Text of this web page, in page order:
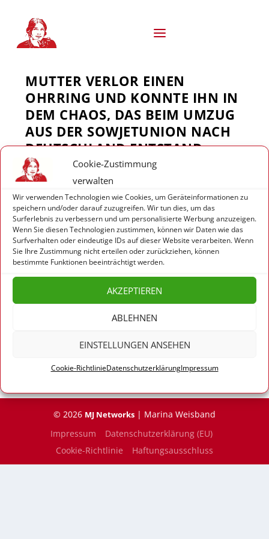
t
Cookie-Zustimmung
verwalten
Wir verwenden Technologien wie Cookies, um Geräteinformationen zu
speichern und/oder darauf zuzugreifen. Wir tun dies, um das
Surferlebnis zu verbessern und um personalisierte Werbung anzuzeigen.
Wenn Sie diesen Technologien zustimmen, können wir Daten wie das
Surfverhalten oder eindeutige IDs auf dieser Website verarbeiten. Wenn
Sie Ihre Zustimmung nicht erteilen oder zurückziehen, können
bestimmte Funktionen beeinträchtigt werden.
AKZEPTIEREN
ABLEHNEN
EINSTELLUNGEN ANSEHEN
Cookie-RichtlinieDatenschutzerklärungImpressum
MUTTER VERLOR EINEN
OHRRING UND KONNTE IHN IN
DEM CHAOS, DAS BEIM UMZUG
AUS DER SOWJETUNION NACH
DEUTSCHLAND ENTSTAND,
NICHT FINDEN.
© 2026 MJ Networks | Marina Weisband
Impressum
Datenschutzerklärung (EU)
Cookie-Richtlinie
Haftungsausschluss